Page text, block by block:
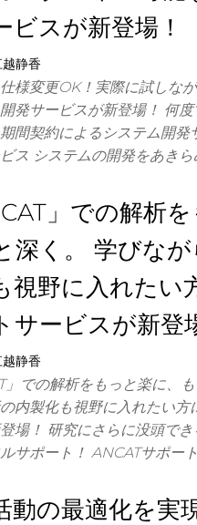
ビスが新登場！
越静香
様変更OK！実際に試しな
発サービスが新登場！ 何
間契約によるシステム開発
ス システムの開発をあき
」での解析を
深く。 学びな
視野に入れたい
サービスが新登
越静香
」での解析をもっと楽に、
内製化も視野に入れたい
場！ 研究にさらに没頭で
サポート！ ANCATサポー
動の最適化を実